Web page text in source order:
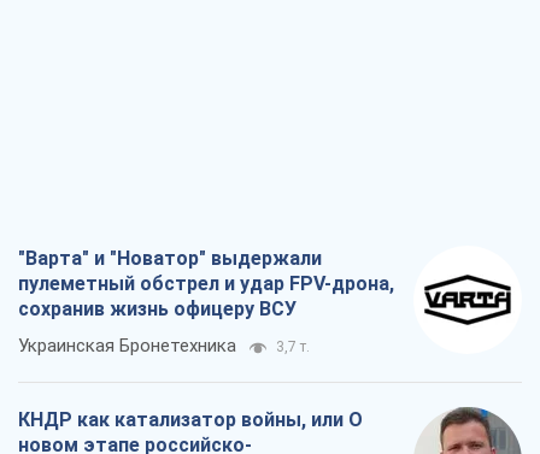
"Варта" и "Новатор" выдержали
пулеметный обстрел и удар FPV-дрона,
сохранив жизнь офицеру ВСУ
Украинская Бронетехника 3,7 т.
КНДР как катализатор войны, или О
новом этапе российско-